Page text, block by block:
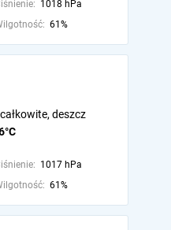
1018 hPa
61%
deszcz
1017 hPa
61%